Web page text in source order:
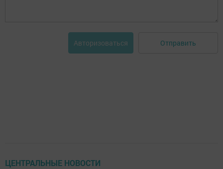
Авторизоваться Отправить
ЦЕНТРАЛЬНЫЕ НОВОСТИ